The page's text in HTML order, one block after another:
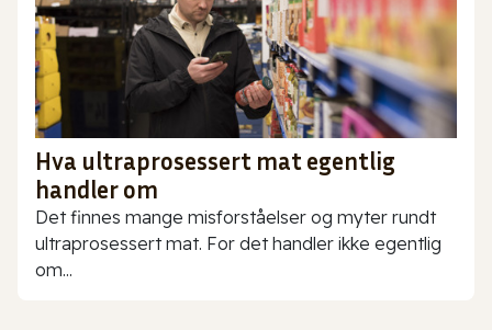
Hva ultraprosessert mat egentlig
handler om
Det finnes mange misforståelser og myter rundt
ultraprosessert mat. For det handler ikke egentlig
om...